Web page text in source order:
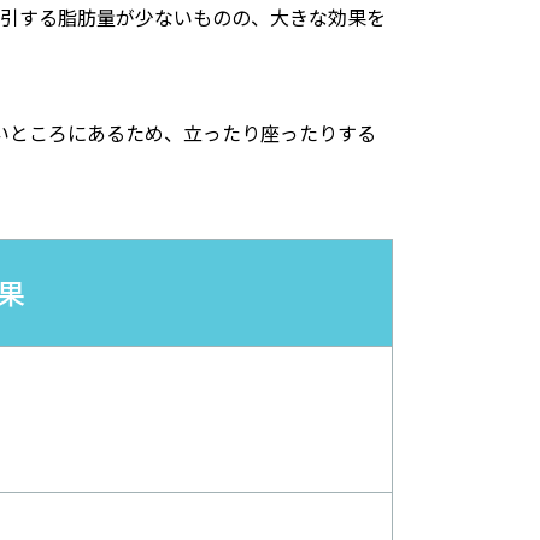
する脂肪量が少ないものの、大きな効果を
ころにあるため、立ったり座ったりする